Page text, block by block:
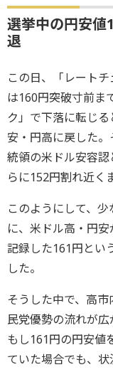
選挙中の円安値
退
この日、「レート
は160円突破寸前ま
ク」で下落に転じ
安・円高に戻した
統領の米ドル安容
らに152円割れ近く
このようにして、
に、米ドル高・円
記録した161円とい
した。
そうした中で、高
民党優勢の流れが広
もし161円の円安値
ていた場合でも、